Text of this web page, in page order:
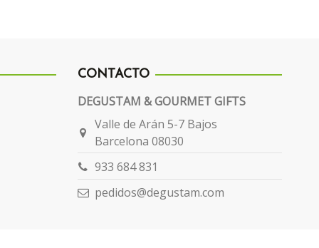
CONTACTO
DEGUSTAM & GOURMET GIFTS
Valle de Arán 5-7 Bajos
Barcelona 08030
933 684 831
pedidos@degustam.com